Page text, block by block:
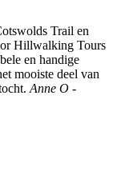
Trail en
Hillwalking Tours
en handige
mooiste deel van
Anne O -